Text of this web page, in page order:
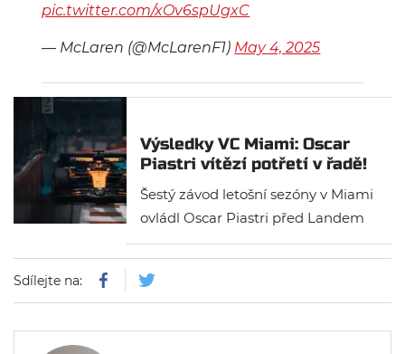
pic.twitter.com/xOv6spUgxC
— McLaren (@McLarenF1) May 4, 2025
Výsledky VC Miami: Oscar
Piastri vítězí potřetí v řadě!
Šestý závod letošní sezóny v Miami
ovládl Oscar Piastri před Landem
Norrisem a třetím Georgem
Russellem. Během závodu byl
třikrát aktivován virtuální safety
Sdílejte na: